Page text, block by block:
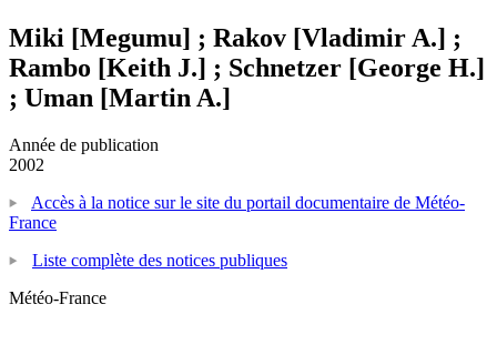
Miki [Megumu] ; Rakov [Vladimir A.] ;
Rambo [Keith J.] ; Schnetzer [George H.]
; Uman [Martin A.]
Année de publication
2002
Accès à la notice sur le site du portail documentaire de Météo-
France
Liste complète des notices publiques
Météo-France